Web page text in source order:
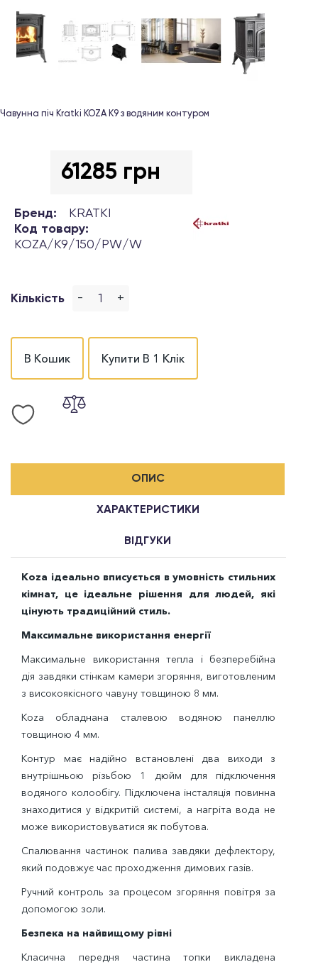
Чавунна піч Kratki KOZA K9 з водяним контуром
61285 грн
Бренд:
KRATKI
Код товару:
KOZA/K9/150/PW/W
Кількість - +
В Кошик Купити В 1 Клік
ОПИС
ХАРАКТЕРИСТИКИ
ВІДГУКИ
Koza ідеально вписується в умовність стильних
кімнат, це ідеальне рішення для людей, які
цінують традиційний стиль.
Максимальне використання енергії
Максимальне використання тепла і безперебійна
дія завдяки стінкам камери згоряння, виготовленим
з високоякісного чавуну товщиною 8 мм.
Кoza обладнана сталевою водяною панеллю
товщиною 4 мм.
Контур має надійно встановлені два виходи з
внутрішньою різьбою 1 дюйм для підключення
водяного колообігу. Підключена інсталяція повинна
знаходитися у відкритій системі, а нагріта вода не
може використовуватися як побутова.
Спалювання частинок палива завдяки дефлектору,
який подовжує час проходження димових газів.
Ручний контроль за процесом згоряння повітря за
допомогою золи.
Безпека на найвищому рівні
Класична передня частина топки викладена